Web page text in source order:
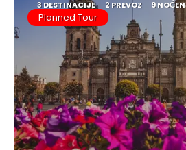
3 DESTINACIJE 2 PREVOZ 9
Planned Tour